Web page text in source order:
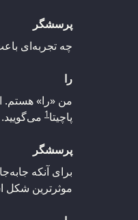
پرسشگر
چه تجربه‌ای
را
من «را» هستم.
پاچیتا1 می‌گویید.
پرسشگر
برای آنکه
موثرترین شکل